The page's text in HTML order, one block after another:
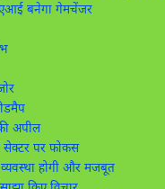
एआई बनेगा गेमचेंजर
अपील
सेक्टर पर फोकस
होगी और मजबूत